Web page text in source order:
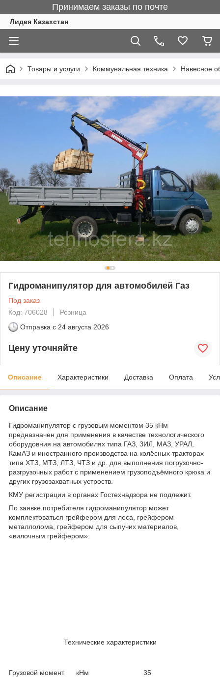
Принимаем заказы по почте
Лидея Казахстан
Товары и услуги Коммунальная техника Навесное
Гидроманипулятор для автомобилей Газ
Под заказ
Код: 706028
Розница
Отправка с 24 августа 2026
Цену уточняйте
Описание Характеристики Доставка Оплата
Описание
Гидроманипулятор с грузовым моментом 35 кНм
предназначен для применения в качестве технологического
оборудовния на автомобилях типа ГАЗ, ЗИЛ, МАЗ, УРАЛ,
КамАЗ и иностранного производства на колёсных тракторах
типа ХТЗ, МТЗ, ЛТЗ, ЧТЗ и др. для выполнения погрузочно-
разгрузочных работ с применением грузоподъёмного крюка и
других грузозахватных устроств.
КМУ регистрации в органах Гостехнадзора не подлежит.
По заявке потребителя гидроманипулятор может
комплектоваться грейфером для леса, грейфером
металлолома, грейфером для сыпучих материалов,
«вилочным грейфером».
Технические характеристики
Грузовой момент кНм 35